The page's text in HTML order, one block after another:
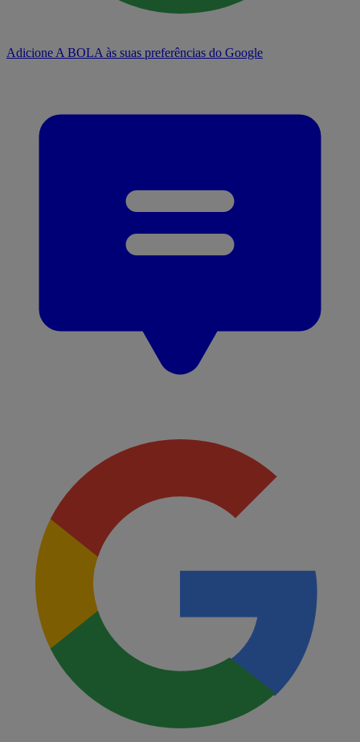
Adicione A BOLA às suas preferências do Google